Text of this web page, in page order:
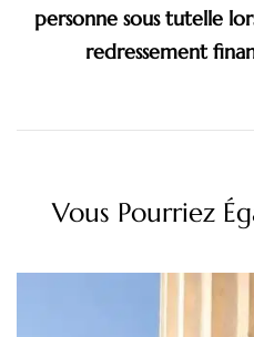
personne sous tutelle
redressement
Vous Pourriez